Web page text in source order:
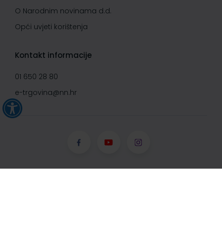
O Narodnim novinama d.d.
Opći uvjeti korištenja
Kontakt informacije
01 650 28 80
e-trgovina@nn.hr